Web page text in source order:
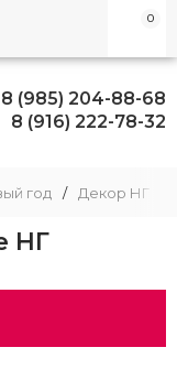
0
8 (985) 204-88-68
8 (916) 222-78-32
год / Декор НГ
НГ